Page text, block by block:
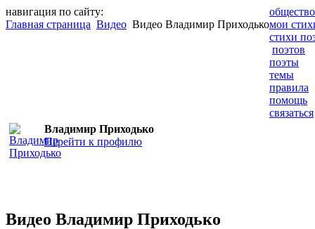
навигация по сайту:
Главная страница Видео Видео Владимир Приходькомои
стихи
поэтов
поэты
темы
правила
помощь
связаться
Владимир Приходько
Перейти к профилю
Видео Владимир Приходько